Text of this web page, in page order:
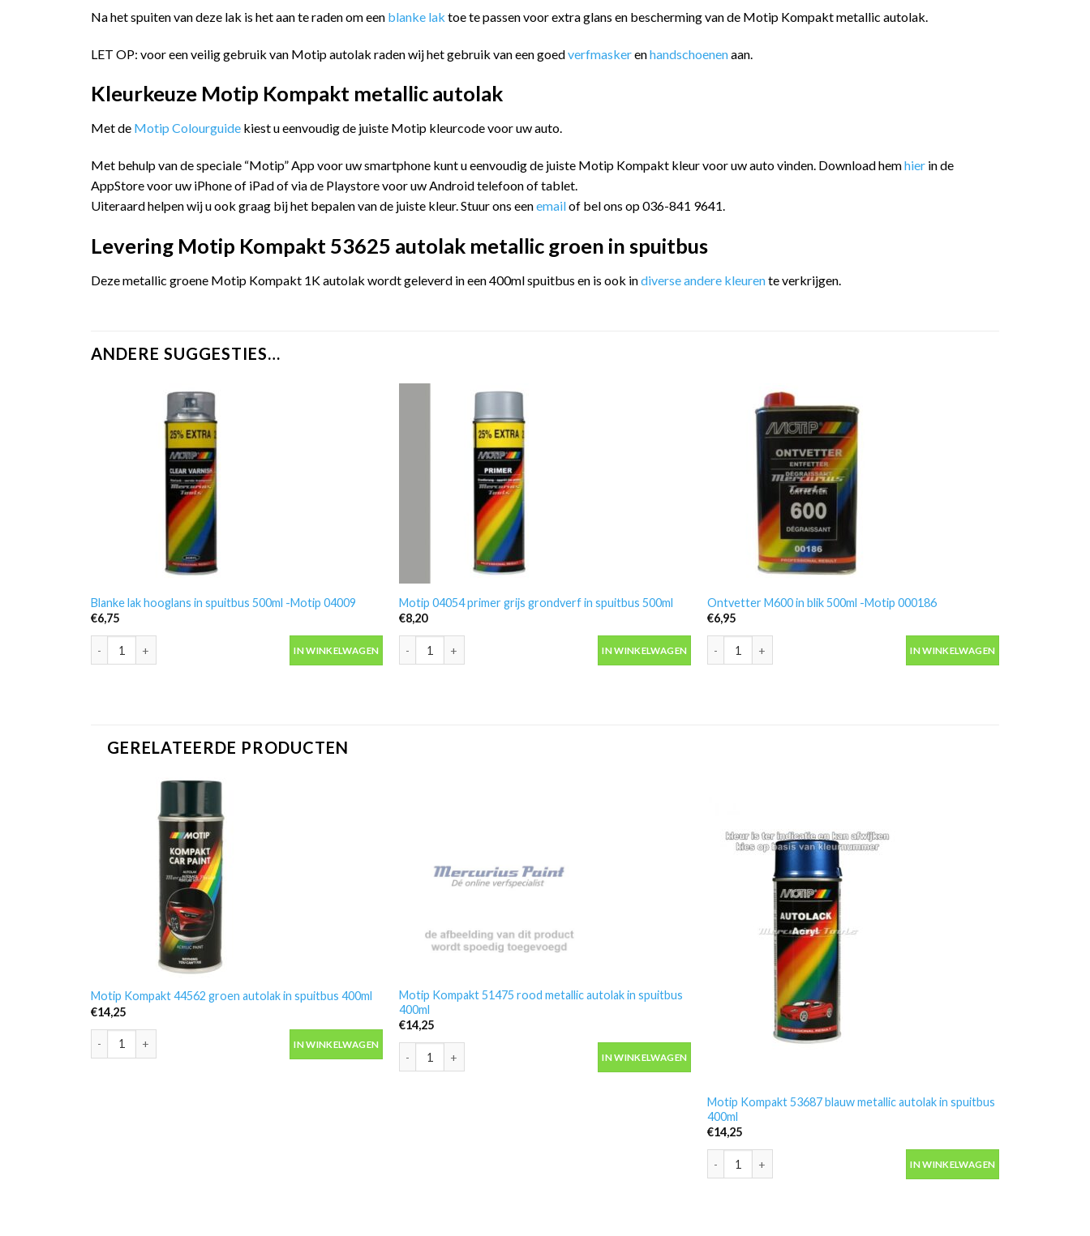
Na het spuiten van deze lak is het aan te raden om een blanke lak toe te passen voor extra glans en bescherming van de Motip Kompakt metallic autolak.
LET OP: voor een veilig gebruik van Motip autolak raden wij het gebruik van een goedverfmaskerenhandschoenenaan.
Kleurkeuze Motip Kompakt metallic autolak
Met de Motip Colourguide kiest u eenvoudig de juiste Motip kleurcode voor uw auto.
Met behulp van de speciale “Motip” App voor uw smartphone kunt u eenvoudig de juiste Motip Kompakt kleur voor uw auto vinden. Download hemhier in de
AppStore voor uw iPhone of iPad of via de Playstore voor uw Android telefoon of tablet.
Uiteraard helpen wij u ook graag bij het bepalen van de juiste kleur. Stuur ons eenemailof bel ons op 036-841 9641.
Levering Motip Kompakt 53625 autolak metallic groen in spuitbus
Deze metallic groene Motip Kompakt 1K autolak wordt geleverd in een 400ml spuitbus en is ook indiverse andere kleurente verkrijgen.
ANDERE SUGGESTIES…
Blanke lak hooglans in spuitbus 500ml -Motip 04009
€6,75
Blanke lak hooglans in spuitbus 500ml -Motip 04009 aantal
IN WINKELWAGEN
Motip 04054 primer grijs grondverf in spuitbus 500ml
€8,20
Motip 04054 primer grijs grondverf in spuitbus 500ml aantal
IN WINKELWAGEN
Ontvetter M600 in blik 500ml -Motip 000186
€6,95
Ontvetter M600 in blik 500ml -Motip 000186 aantal
IN WINKELWAGEN
GERELATEERDE PRODUCTEN
Motip Kompakt 44562 groen autolak in spuitbus 400ml
€14,25
Motip Kompakt 44562 groen autolak in spuitbus 400ml aantal
IN WINKELWAGEN
Motip Kompakt 51475 rood metallic autolak in spuitbus
400ml
€14,25
Motip Kompakt 51475 rood metallic autolak in spuitbus 400ml aantal
IN WINKELWAGEN
Motip Kompakt 53687 blauw metallic autolak in spuitbus
400ml
€14,25
Motip Kompakt 53687 blauw metallic autolak in spuitbus 400ml aantal
IN WINKELWAGEN